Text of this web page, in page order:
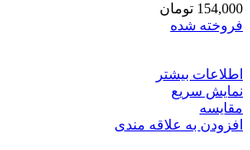
154,000 تومان
فروخته شده
اطلاعات بیشتر
نمایش سریع
مقايسه
افزودن به علاقه مندی